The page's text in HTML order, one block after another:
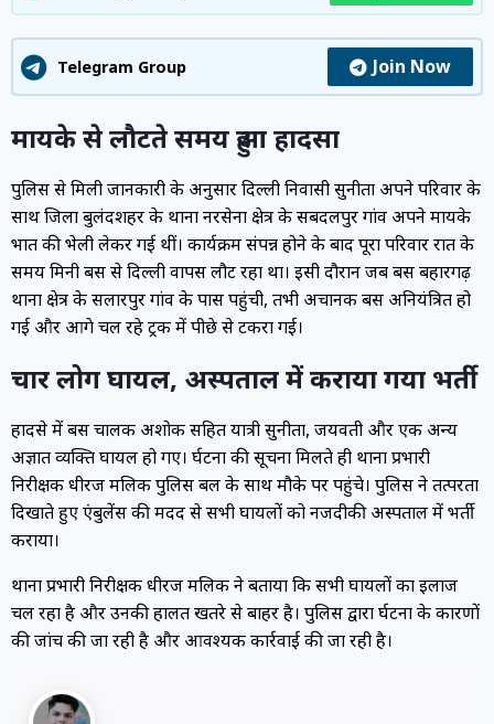
Telegram Group Join Now
मायके से लौटते समय हुआ हादसा
पुलिस से मिली जानकारी के अनुसार दिल्ली निवासी सुनीता अपने परिवार के
साथ जिला बुलंदशहर के थाना नरसेना क्षेत्र के सबदलपुर गांव अपने मायके
भात की भेली लेकर गई थीं। कार्यक्रम संपन्न होने के बाद पूरा परिवार रात के
समय मिनी बस से दिल्ली वापस लौट रहा था। इसी दौरान जब बस बहादुरगढ़
थाना क्षेत्र के सलारपुर गांव के पास पहुंची, तभी अचानक बस अनियंत्रित हो
गई और आगे चल रहे ट्रक में पीछे से टकरा गई।
चार लोग घायल, अस्पताल में कराया गया भर्ती
हादसे में बस चालक अशोक सहित यात्री सुनीता, जयवती और एक अन्य
अज्ञात व्यक्ति घायल हो गए। दुर्घटना की सूचना मिलते ही थाना प्रभारी
निरीक्षक धीरज मलिक पुलिस बल के साथ मौके पर पहुंचे। पुलिस ने तत्परता
दिखाते हुए एंबुलेंस की मदद से सभी घायलों को नजदीकी अस्पताल में भर्ती
कराया।
थाना प्रभारी निरीक्षक धीरज मलिक ने बताया कि सभी घायलों का इलाज
चल रहा है और उनकी हालत खतरे से बाहर है। पुलिस द्वारा दुर्घटना के कारणों
की जांच की जा रही है और आवश्यक कार्रवाई की जा रही है।